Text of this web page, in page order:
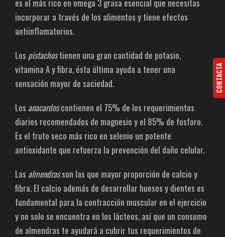
es el más rico en omega 3 grasa esencial que necesitas
incorporar a través de los alimentos y tiene efectos
antiinflamatorios.
Los pistachostienen una gran cantidad de potasio,
vitamina A y fibra, ésta última ayuda a tener una
sensación mayor de saciedad.
Los anacardoscontienen el 75% de los requerimientos
diarios recomendados de magnesio y el 85% de fosforo.
Es el fruto seco más rico en selenio un potente
antioxidante que refuerza la prevención del daño celular.
Las almendrasson las que mayor proporción de calcio y
fibra. El calcio además de desarrollar huesos y dientes es
fundamental para la contracción muscular en el ejercicio
y no solo se encuentra en los lácteos, así que un consumo
de almendras te ayudará a cubrir tus requerimientos de
CONTACTA